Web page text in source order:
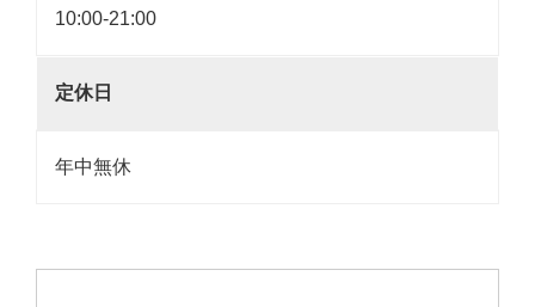
10:00-21:00
定休日
年中無休